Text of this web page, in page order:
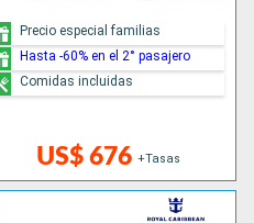
US$ 676 +Tasas
Precio especial familias
Hasta -60% en el 2° pasajero
Comidas incluidas